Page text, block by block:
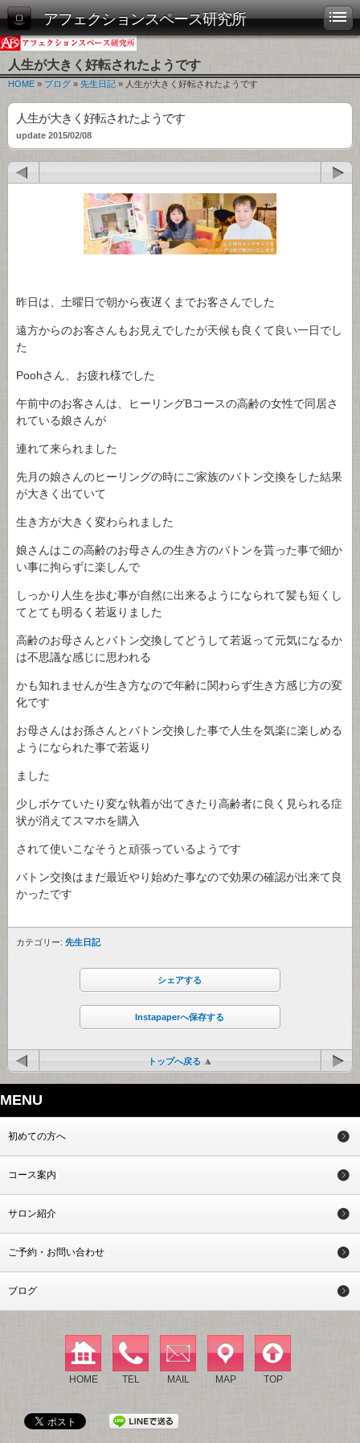
アフェクションスペース研究所
人生が大きく好転されたようです
HOME » ブログ » 先生日記 » 人生が大きく好転されたようです
人生が大きく好転されたようです
update 2015/02/08
昨日は、土曜日で朝から夜遅くまでお客さんでした
遠方からのお客さんもお見えでしたが天候も良くて良い一日でし
た
Poohさん、お疲れ様でした
午前中のお客さんは、ヒーリングBコースの高齢の女性で同居さ
れている娘さんが
連れて来られました
先月の娘さんのヒーリングの時にご家族のバトン交換をした結果
が大きく出ていて
生き方が大きく変わられました
娘さんはこの高齢のお母さんの生き方のバトンを貰った事で細か
い事に拘らずに楽しんで
しっかり人生を歩む事が自然に出来るようになられて髪も短くし
てとても明るく若返りました
高齢のお母さんとバトン交換してどうして若返って元気になるか
は不思議な感じに思われる
かも知れませんが生き方なので年齢に関わらず生き方感じ方の変
化です
お母さんはお孫さんとバトン交換した事で人生を気楽に楽しめる
ようになられた事で若返り
ました
少しボケていたり変な執着が出てきたり高齢者に良く見られる症
状が消えてスマホを購入
されて使いこなそうと頑張っているようです
バトン交換はまだ最近やり始めた事なので効果の確認が出来て良
かったです
カテゴリー: 先生日記
シェアする
Instapaperへ保存する
トップへ戻る
MENU
初めての方へ
コース案内
サロン紹介
ご予約・お問い合わせ
ブログ
HOME TEL MAIL MAP TOP